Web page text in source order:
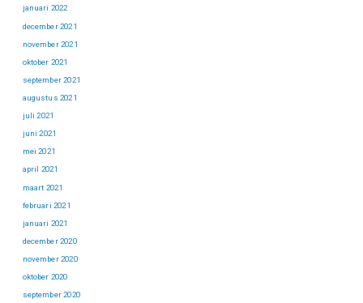
januari 2022
december 2021
november 2021
oktober 2021
september 2021
augustus 2021
juli 2021
juni 2021
mei 2021
april 2021
maart 2021
februari 2021
januari 2021
december 2020
november 2020
oktober 2020
september 2020